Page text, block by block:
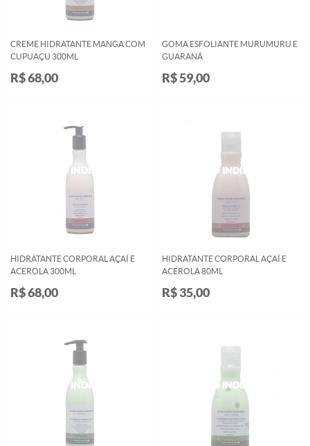
CREME HIDRATANTE MANGA COM
CUPUAÇU 300ML
R$ 68,00
GOMA ESFOLIANTE MURUMURU E
GUARANÁ
R$ 59,00
HIDRATANTE CORPORAL AÇAÍ E
ACEROLA 300ML
R$ 68,00
HIDRATANTE CORPORAL AÇAÍ E
ACEROLA 80ML
R$ 35,00